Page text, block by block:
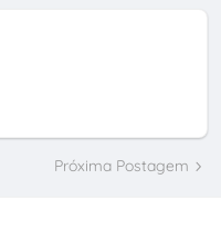
Próxima Postagem